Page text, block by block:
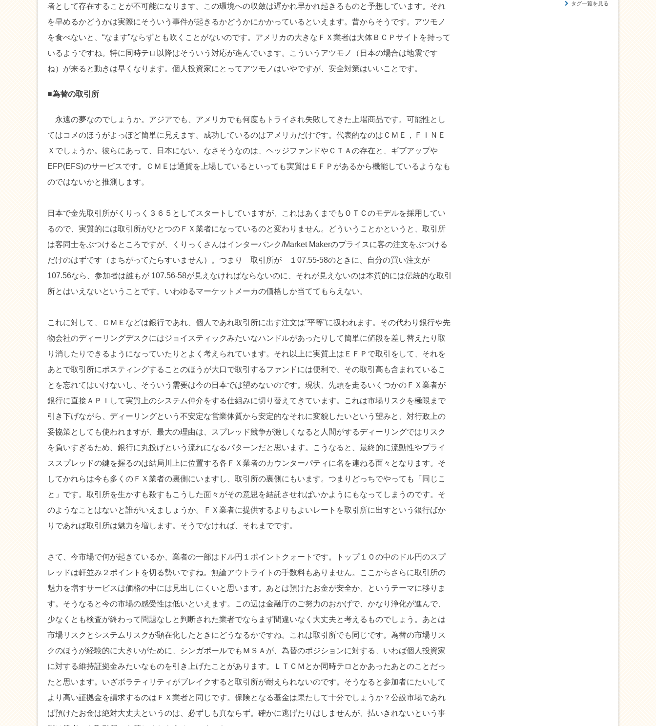
者として存在することが不可能になります。この環境への収斂は遅かれ早かれ起きるものと予想しています。それ
を早めるかどうかは実際にそういう事件が起きるかどうかにかかっているといえます。昔からそうです。アツモノ
を食べないと、“なます”ならずとも吹くことがないのです。アメリカの大きなＦＸ業者は大体ＢＣＰサイトを持って
いるようですね。特に同時テロ以降はそういう対応が進んでいます。こういうアツモノ（日本の場合は地震です
ね）が来ると動きは早くなります。個人投資家にとってアツモノはいやですが、安全対策はいいことです。
■為替の取引所
永遠の夢なのでしょうか。アジアでも、アメリカでも何度もトライされ失敗してきた上場商品です。可能性とし
てはコメのほうがよっぽど簡単に見えます。成功しているのはアメリカだけです。代表的なのはＣＭＥ，ＦＩＮＥ
Ｘでしょうか。彼らにあって、日本にない、なさそうなのは、ヘッジファンドやＣＴＡの存在と、ギブアップや
EFP(EFS)のサービスです。ＣＭＥは通貨を上場しているといっても実質はＥＦＰがあるから機能しているようなも
のではないかと推測します。
日本で金先取引所がくりっく３６５としてスタートしていますが、これはあくまでもＯＴＣのモデルを採用してい
るので、実質的には取引所がひとつのＦＸ業者になっているのと変わりません。どういうことかというと、取引所
は客同士をぶつけるところですが、くりっくさんはインターバンク/Market Makerのプライスに客の注文をぶつける
だけのはずです（まちがってたらすいません）。つまり 取引所が １07.55-58のときに、自分の買い注文が
107.56なら、参加者は誰もが 107.56-58が見えなければならないのに、それが見えないのは本質的には伝統的な取引
所とはいえないということです。いわゆるマーケットメーカの価格しか当ててもらえない。
これに対して、ＣＭＥなどは銀行であれ、個人であれ取引所に出す注文は”平等”に扱われます。その代わり銀行や先
物会社のディーリングデスクにはジョイスティックみたいなハンドルがあったりして簡単に値段を差し替えたり取
り消したりできるようになっていたりとよく考えられています。それ以上に実質上はＥＦＰで取引をして、それを
あとで取引所にポスティングすることのほうが大口で取引するファンドには便利で、その取引高も含まれているこ
とを忘れてはいけないし、そういう需要は今の日本では望めないのです。現状、先頭を走るいくつかのＦＸ業者が
銀行に直接ＡＰＩして実質上のシステム仲介をする仕組みに切り替えてきています。これは市場リスクを極限まで
引き下げながら、ディーリングという不安定な営業体質から安定的なそれに変貌したいという望みと、対行政上の
妥協策としても使われますが、最大の理由は、スプレッド競争が激しくなると人間がするディーリングではリスク
を負いすぎるため、銀行に丸投げという流れになるパターンだと思います。こうなると、最終的に流動性やプライ
ススプレッドの鍵を握るのは結局川上に位置する各ＦＸ業者のカウンターパティに名を連ねる面々となります。そ
してかれらは今も多くのＦＸ業者の裏側にいますし、取引所の裏側にもいます。つまりどっちでやっても「同じこ
と」です。取引所を生かすも殺すもこうした面々がその意思を結託させればいかようにもなってしまうのです。そ
のようなことはないと誰がいえましょうか。ＦＸ業者に提供するよりもよいレートを取引所に出すという銀行ばか
りであれば取引所は魅力を増します。そうでなければ、それまでです。
さて、今市場で何が起きているか、業者の一部はドル円１ポイントクォートです。トップ１０の中のドル円のスプ
レッドは軒並み２ポイントを切る勢いですね。無論アウトライトの手数料もありません。ここからさらに取引所の
魅力を増すサービスは価格の中には見出しにくいと思います。あとは預けたお金が安全か、というテーマに移りま
す。そうなると今の市場の感受性は低いといえます。この辺は金融庁のご努力のおかげで、かなり浄化が進んで、
少なくとも検査が終わって問題なしと判断された業者でならまず間違いなく大丈夫と考えるものでしょう。あとは
市場リスクとシステムリスクが顕在化したときにどうなるかですね。これは取引所でも同じです。為替の市場リス
クのほうが経験的に大きいがために、シンガポールでもＭＳＡが、為替のポジションに対する、いわば個人投資家
に対する維持証拠金みたいなものを引き上げたことがあります。ＬＴＣＭとか同時テロとかあったあとのことだっ
たと思います。いざボラティリティがブレイクすると取引所が耐えられないのです。そうなると参加者にたいして
より高い証拠金を請求するのはＦＸ業者と同じです。保険となる基金は果たして十分でしょうか？公設市場であれ
ば預けたお金は絶対大丈夫というのは、必ずしも真ならず。確かに逃げたりはしませんが、払いきれないという事
タグ一覧を見る